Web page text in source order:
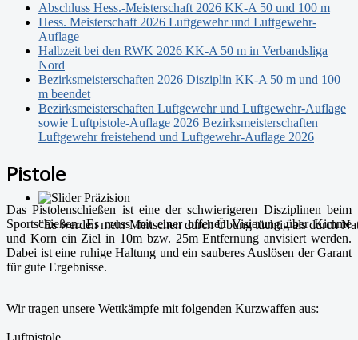
"Es werden mehr Menschen durch Übung tüchtig als durch
Abschluss Hess.-Meisterschaft 2026 KK-A 50 und 100 m
Hess. Meisterschaft 2026 Luftgewehr und Luftgewehr-
Auflage
Halbzeit bei den RWK 2026 KK-A 50 m in Verbandsliga
Nord
Bezirksmeisterschaften 2026 Disziplin KK-A 50 m und 100
m beendet
Bezirksmeisterschaften Luftgewehr und Luftgewehr-Auflage
sowie Luftpistole-Auflage 2026 Bezirksmeisterschaften
Luftgewehr freistehend und Luftgewehr-Auflage 2026
Pistole
Das Pistolenschießen ist eine der schwierigeren Disziplinen beim
Sportschießen. Es muss mit einer offenen Visierung über Kimme
und Korn ein Ziel in 10m bzw. 25m Entfernung anvisiert werden.
Dabei ist eine ruhige Haltung und ein sauberes Auslösen der Garant
für gute Ergebnisse.
Wir tragen unsere Wettkämpfe mit folgenden Kurzwaffen aus: